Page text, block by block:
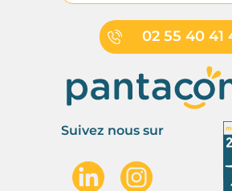
02 55 40 41
Suivez nous sur